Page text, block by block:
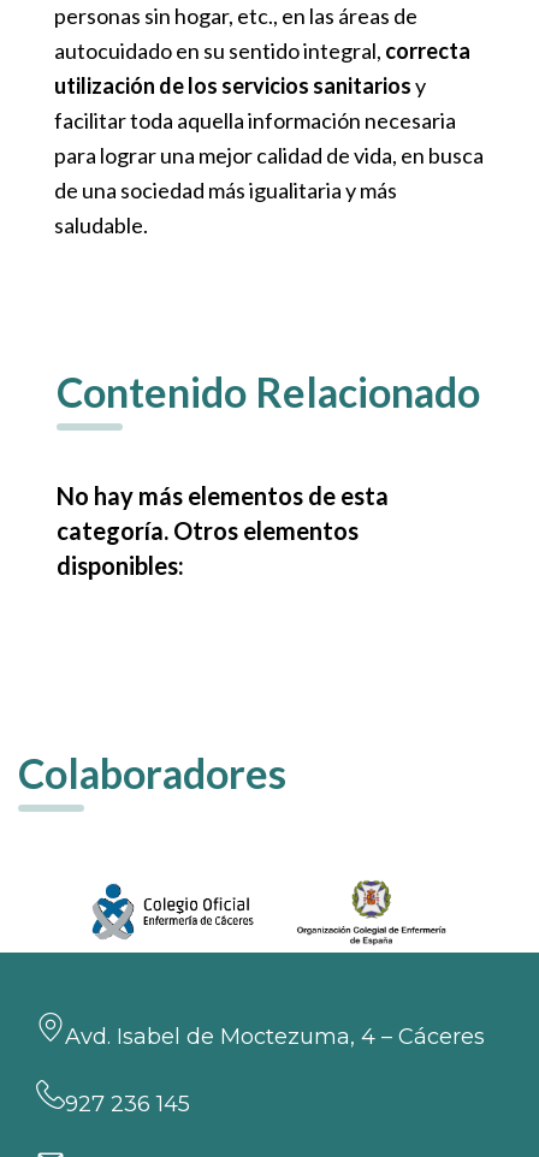
personas sin hogar, etc., en las áreas de
autocuidado en su sentido integral, correcta
utilización de los servicios sanitariosy
facilitar toda aquella información necesaria
para lograr una mejor calidad de vida, en busca
de una sociedad más igualitaria y más
saludable.
Contenido Relacionado
No hay más elementos de esta
categoría. Otros elementos
disponibles:
Colaboradores
Avd. Isabel de Moctezuma, 4 – Cáceres
927 236 145